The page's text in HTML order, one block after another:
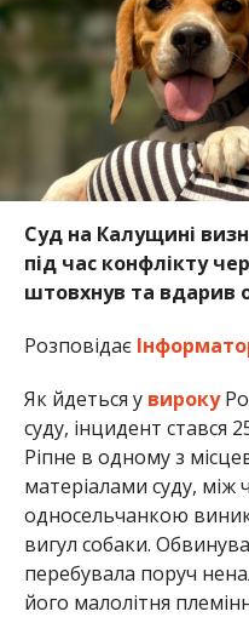
Суд на Калущині
під час конфлікту
штовхнув та вдарив
Розповідає
Як йдеться у вироку
суду, інцидент стався
Ріпне в одному з
матеріалами суду, між
односельчанкою
вигул собаки.
перебувала поруч
його малолітня